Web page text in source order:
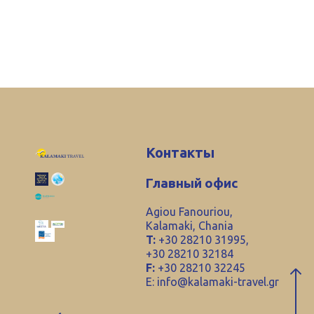
Контакты
Главный офис
Agiou Fanouriou,
Kalamaki, Chania
T: +30 28210 31995,
+30 28210 32184
F: +30 28210 32245
E: info@kalamaki-travel.gr